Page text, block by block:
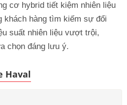
cơ hybrid tiết kiệm nhiên liệu
hàng tìm kiếm sự đổi
suất nhiên liệu vượt trội,
chọn đáng lưu ý.
Haval